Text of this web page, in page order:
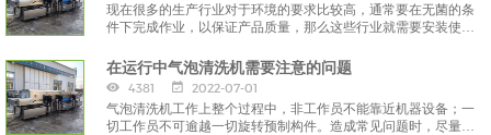
现在很多的生产行业对于环境的要求比较高，通常要在无菌的条
件下完成作业，以保证产品质量，那么这些行业就需要安装使用
在运行中气泡清洗机需要注意的问题
4381
2022-07-01
气泡清洗机工作上整个过程中，非工作员不能靠近机器设备；一
切工作员不可逾越一切旋转预制构件。造成常见问题时，尽量立